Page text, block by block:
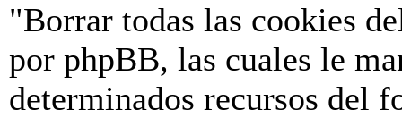
"Borrar todas las cookies
por phpBB, las cuales le
determinados recursos del